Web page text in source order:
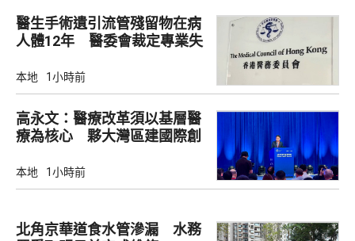
醫生手術遺引流管殘留物在病
人體12年 醫委會裁定專業失
本地 1小時前
高永文：醫療改革須以基層醫
療為核心 夥大灣區建國際創
本地 1小時前
北角京華道食水管滲漏 水務